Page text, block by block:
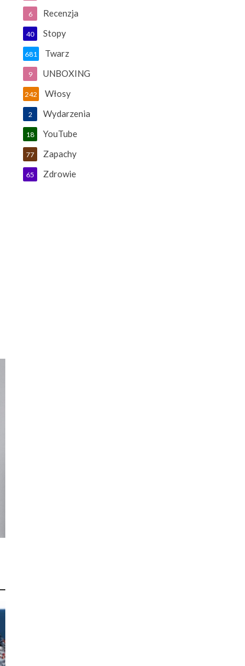
Recenzja
6
Stopy
40
Twarz
681
UNBOXING
9
Włosy
242
Wydarzenia
2
YouTube
18
Zapachy
77
Zdrowie
65